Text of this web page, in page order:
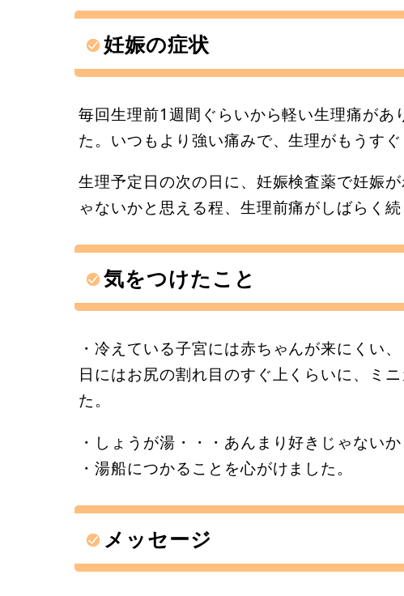
妊娠の症状
毎回生理前1週間ぐらいから軽い生理痛が
た。いつもより強い痛みで、生理がもうす
生理予定日の次の日に、妊娠検査薬で妊娠
ゃないかと思える程、生理前痛がしばらく続
気をつけたこと
・冷えている子宮には赤ちゃんが来にくい
日にはお尻の割れ目のすぐ上くらいに、ミ
た。
・しょうが湯・・・あんまり好きじゃない
・湯船につかることを心がけました。
メッセージ